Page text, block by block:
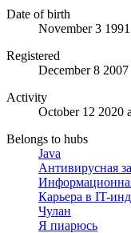
Date of birth
November 3 1991
Registered
December 8 2007
Activity
October 12 2020
Belongs to hubs
Java
Антивирусная
Карьера в IT-
Чулан
Я пиарюсь